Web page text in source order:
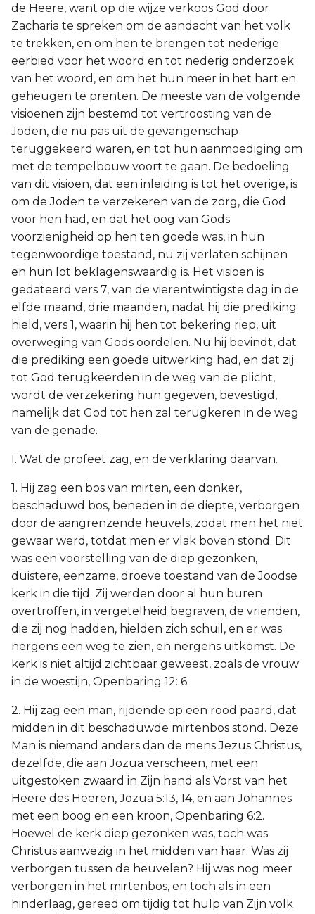
de Heere, want op die wijze verkoos God door
Zacharia te spreken om de aandacht van het volk
te trekken, en om hen te brengen tot nederige
eerbied voor het woord en tot nederig onderzoek
van het woord, en om het hun meer in het hart en
geheugen te prenten. De meeste van de volgende
visioenen zijn bestemd tot vertroosting van de
Joden, die nu pas uit de gevangenschap
teruggekeerd waren, en tot hun aanmoediging om
met de tempelbouw voort te gaan. De bedoeling
van dit visioen, dat een inleiding is tot het overige, is
om de Joden te verzekeren van de zorg, die God
voor hen had, en dat het oog van Gods
voorzienigheid op hen ten goede was, in hun
tegenwoordige toestand, nu zij verlaten schijnen
en hun lot beklagenswaardig is. Het visioen is
gedateerd vers 7, van de vierentwintigste dag in de
elfde maand, drie maanden, nadat hij die prediking
hield, vers 1, waarin hij hen tot bekering riep, uit
overweging van Gods oordelen. Nu hij bevindt, dat
die prediking een goede uitwerking had, en dat zij
tot God terugkeerden in de weg van de plicht,
wordt de verzekering hun gegeven, bevestigd,
namelijk dat God tot hen zal terugkeren in de weg
van de genade.
I. Wat de profeet zag, en de verklaring daarvan.
1. Hij zag een bos van mirten, een donker,
beschaduwd bos, beneden in de diepte, verborgen
door de aangrenzende heuvels, zodat men het niet
gewaar werd, totdat men er vlak boven stond. Dit
was een voorstelling van de diep gezonken,
duistere, eenzame, droeve toestand van de Joodse
kerk in die tijd. Zij werden door al hun buren
overtroffen, in vergetelheid begraven, de vrienden,
die zij nog hadden, hielden zich schuil, en er was
nergens een weg te zien, en nergens uitkomst. De
kerk is niet altijd zichtbaar geweest, zoals de vrouw
in de woestijn, Openbaring 12: 6.
2. Hij zag een man, rijdende op een rood paard, dat
midden in dit beschaduwde mirtenbos stond. Deze
Man is niemand anders dan de mens Jezus Christus,
dezelfde, die aan Jozua verscheen, met een
uitgestoken zwaard in Zijn hand als Vorst van het
Heere des Heeren, Jozua 5:13, 14, en aan Johannes
met een boog en een kroon, Openbaring 6:2.
Hoewel de kerk diep gezonken was, toch was
Christus aanwezig in het midden van haar. Was zij
verborgen tussen de heuvelen? Hij was nog meer
verborgen in het mirtenbos, en toch als in een
hinderlaag, gereed om tijdig tot hulp van Zijn volk